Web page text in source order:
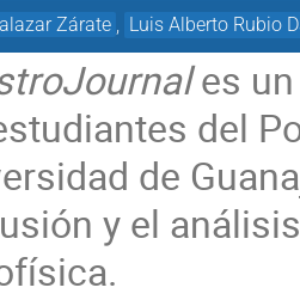
Zárate
Luis Alberto Rubio
es un
del
de
y el